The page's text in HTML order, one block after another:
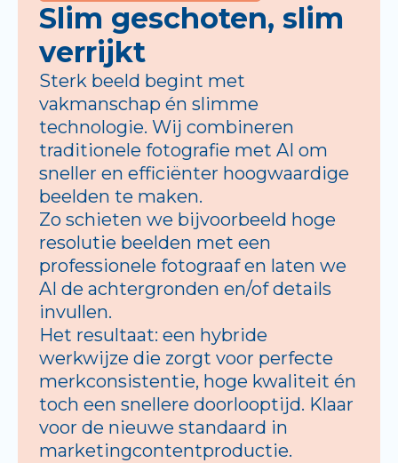
Slim geschoten, slim
verrijkt
Sterk beeld begint met
vakmanschap én slimme
technologie. Wij combineren
traditionele fotografie met AI om
sneller en efficiënter hoogwaardige
beelden te maken.
Zo schieten we bijvoorbeeld hoge
resolutie beelden met een
professionele fotograaf en laten we
AI de achtergronden en/of details
invullen.
Het resultaat: een hybride
werkwijze die zorgt voor perfecte
merkconsistentie, hoge kwaliteit én
toch een snellere doorlooptijd. Klaar
voor de nieuwe standaard in
marketingcontentproductie.